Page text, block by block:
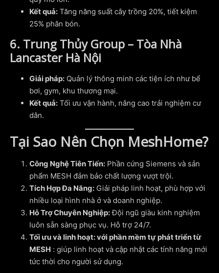
Kết quả: Tăng năng suất cây trồng 20%, tiết kiệm
25% phân bón.
6. Trung Thủy Group – Tòa Nhà
Lancaster Hà Nội
Giải pháp: Quản lý thông minh các tiện ích như bể
bơi, gym, khu thương mại.
Kết quả: Tối ưu vận hành, nâng cao trải nghiệm cư
dân.
Tại Sao Nên Chọn MeshHome?
Công Nghệ Tiên Tiến: Phần cứng Siemens và sản
phẩm MESH đảm bảo chất lượng vượt trội.
Tích Hợp Đa Năng: Giải pháp linh hoạt, phù hợp với
nhiều loại hình nhà ở và doanh nghiệp.
Hỗ Trợ Chuyên Nghiệp:Đội ngũ giàu kinh nghiệm
luôn sẵn sàng phục vụ. Hỗ trợ 24/7.
Tối ưu và linh hoạt: với phần mềm tự phát triển từ
MESH : giúp linh hoạt và cập nhật các tính năng mới
tức thời cho người sử dụng.